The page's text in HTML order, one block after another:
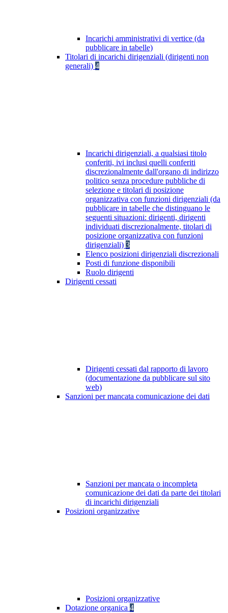
Incarichi amministrativi di vertice (da
pubblicare in tabelle)
Titolari di incarichi dirigenziali (dirigenti non
generali) 4
Incarichi dirigenziali, a qualsiasi titolo
conferiti, ivi inclusi quelli conferiti
discrezionalmente dall'organo di indirizzo
politico senza procedure pubbliche di
selezione e titolari di posizione
organizzativa con funzioni dirigenziali (da
pubblicare in tabelle che distinguano le
seguenti situazioni: dirigenti, dirigenti
individuati discrezionalmente, titolari di
posizione organizzativa con funzioni
dirigenziali) 3
Elenco posizioni dirigenziali discrezionali
Posti di funzione disponibili
Ruolo dirigenti
Dirigenti cessati
Dirigenti cessati dal rapporto di lavoro
(documentazione da pubblicare sul sito
web)
Sanzioni per mancata comunicazione dei dati
Sanzioni per mancata o incompleta
comunicazione dei dati da parte dei titolari
di incarichi dirigenziali
Posizioni organizzative
Posizioni organizzative
Dotazione organica 4